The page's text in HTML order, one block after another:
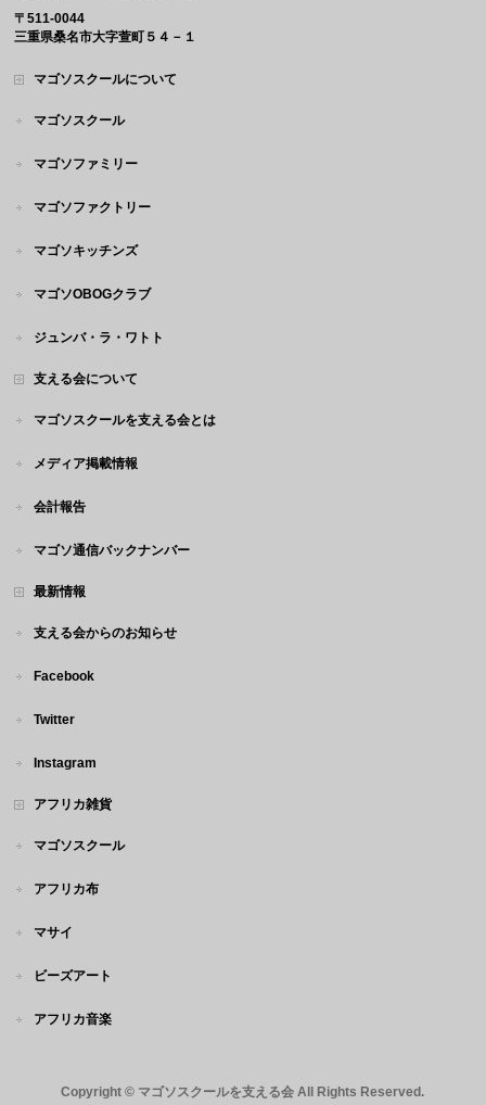
〒511-0044
三重県桑名市大字萱町５４－１
マゴソスクールについて
マゴソスクール
マゴソファミリー
マゴソファクトリー
マゴソキッチンズ
マゴソOBOGクラブ
ジュンバ・ラ・ワトト
支える会について
マゴソスクールを支える会とは
メディア掲載情報
会計報告
マゴソ通信バックナンバー
最新情報
支える会からのお知らせ
Facebook
Twitter
Instagram
アフリカ雑貨
マゴソスクール
アフリカ布
マサイ
ビーズアート
アフリカ音楽
Copyright © マゴソスクールを支える会 All Rights Reserved.